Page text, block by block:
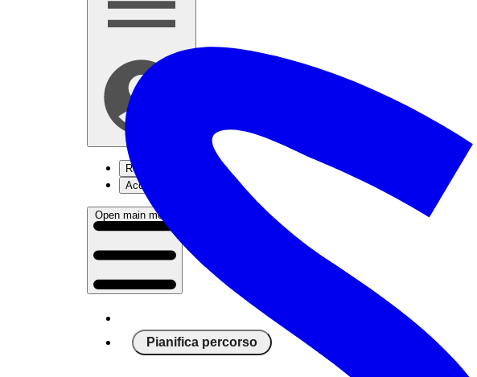
Registrati
Accedi
Open main menu
Pianifica percorso